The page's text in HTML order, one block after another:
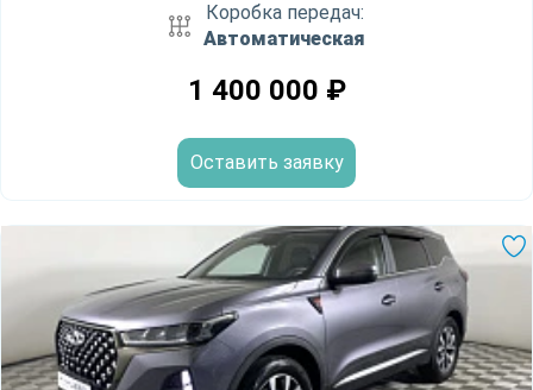
Коробка передач:
Автоматическая
1 400 000 ₽
Оставить заявку